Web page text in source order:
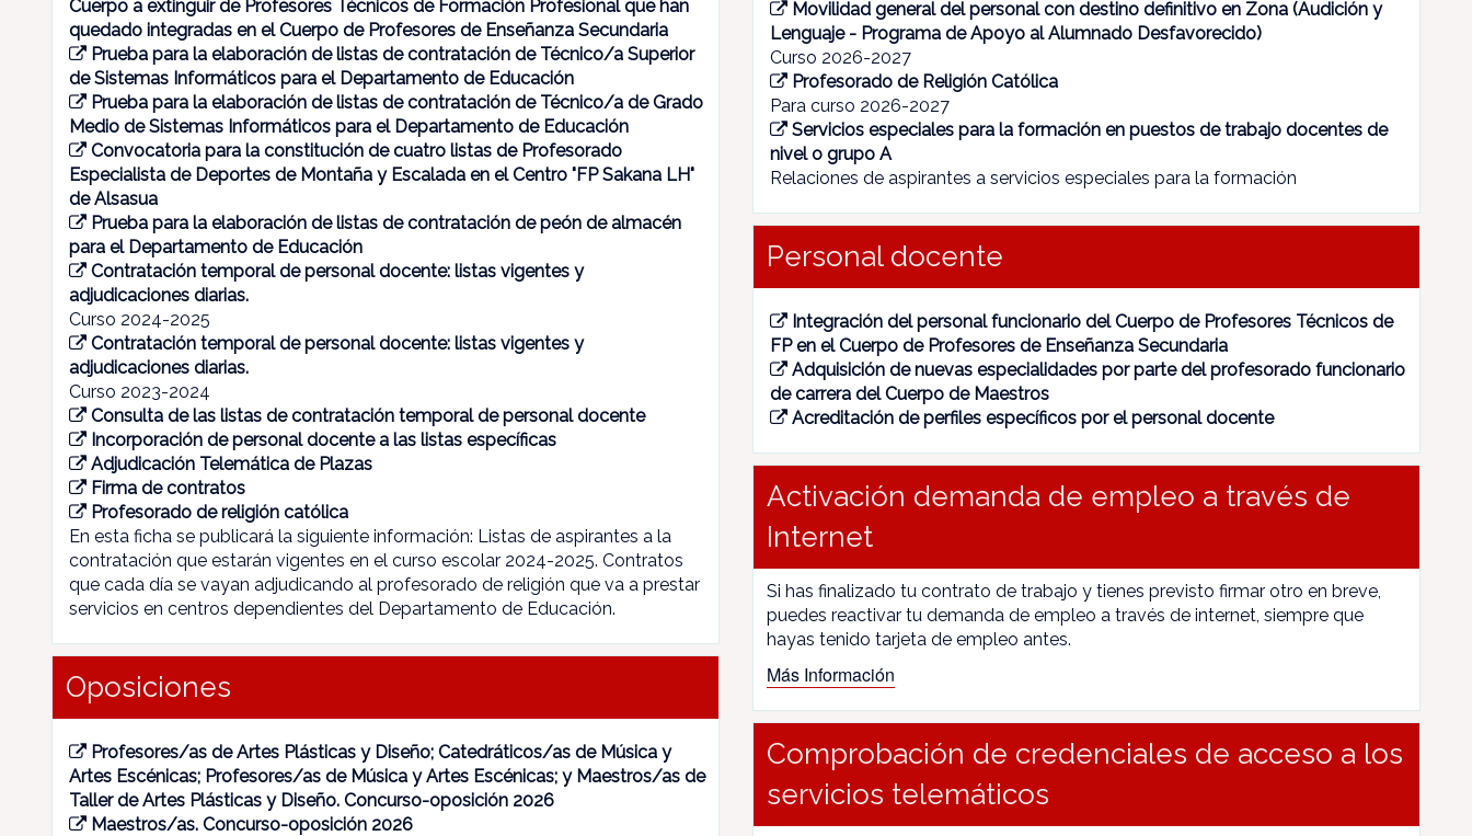
Cuerpo a extinguir de Profesores Técnicos de Formación Profesional que han
quedado integradas en el Cuerpo de Profesores de Enseñanza Secundaria
Prueba para la elaboración de listas de contratación de Técnico/a Superior
de Sistemas Informáticos para el Departamento de Educación
Prueba para la elaboración de listas de contratación de Técnico/a de Grado
Medio de Sistemas Informáticos para el Departamento de Educación
Convocatoria para la constitución de cuatro listas de Profesorado
Especialista de Deportes de Montaña y Escalada en el Centro "FP Sakana LH"
de Alsasua
Prueba para la elaboración de listas de contratación de peón de almacén
para el Departamento de Educación
Contratación temporal de personal docente: listas vigentes y
adjudicaciones diarias.
Curso 2024-2025
Contratación temporal de personal docente: listas vigentes y
adjudicaciones diarias.
Curso 2023-2024
Consulta de las listas de contratación temporal de personal docente
Incorporación de personal docente a las listas específicas
Adjudicación Telemática de Plazas
Firma de contratos
Profesorado de religión católica
En esta ficha se publicará la siguiente información: Listas de aspirantes a la
contratación que estarán vigentes en el curso escolar 2024-2025. Contratos
que cada día se vayan adjudicando al profesorado de religión que va a prestar
servicios en centros dependientes del Departamento de Educación.
Oposiciones
Profesores/as de Artes Plásticas y Diseño; Catedráticos/as de Música y
Artes Escénicas; Profesores/as de Música y Artes Escénicas; y Maestros/as de
Taller de Artes Plásticas y Diseño. Concurso-oposición 2026
Maestros/as. Concurso-oposición 2026
Movilidad general del personal con destino definitivo en Zona (Audición y
Lenguaje - Programa de Apoyo al Alumnado Desfavorecido)
Curso 2026-2027
Profesorado de Religión Católica
Para curso 2026-2027
Servicios especiales para la formación en puestos de trabajo docentes de
nivel o grupo A
Relaciones de aspirantes a servicios especiales para la formación
Personal docente
Integración del personal funcionario del Cuerpo de Profesores Técnicos de
FP en el Cuerpo de Profesores de Enseñanza Secundaria
Adquisición de nuevas especialidades por parte del profesorado funcionario
de carrera del Cuerpo de Maestros
Acreditación de perfiles específicos por el personal docente
Activación demanda de empleo a través de
Internet
Si has finalizado tu contrato de trabajo y tienes previsto firmar otro en breve,
puedes reactivar tu demanda de empleo a través de internet, siempre que
hayas tenido tarjeta de empleo antes.
Más Información
Comprobación de credenciales de acceso a los
servicios telemáticos